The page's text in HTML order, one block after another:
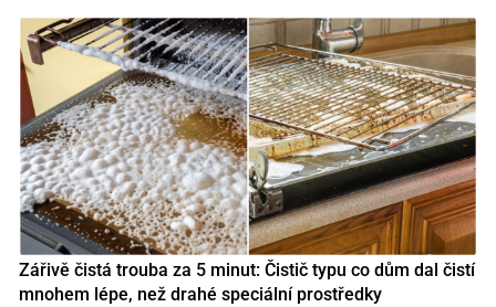
Zářivě čistá trouba za 5 minut: Čistič typu co dům dal čistí
mnohem lépe, než drahé speciální prostředky